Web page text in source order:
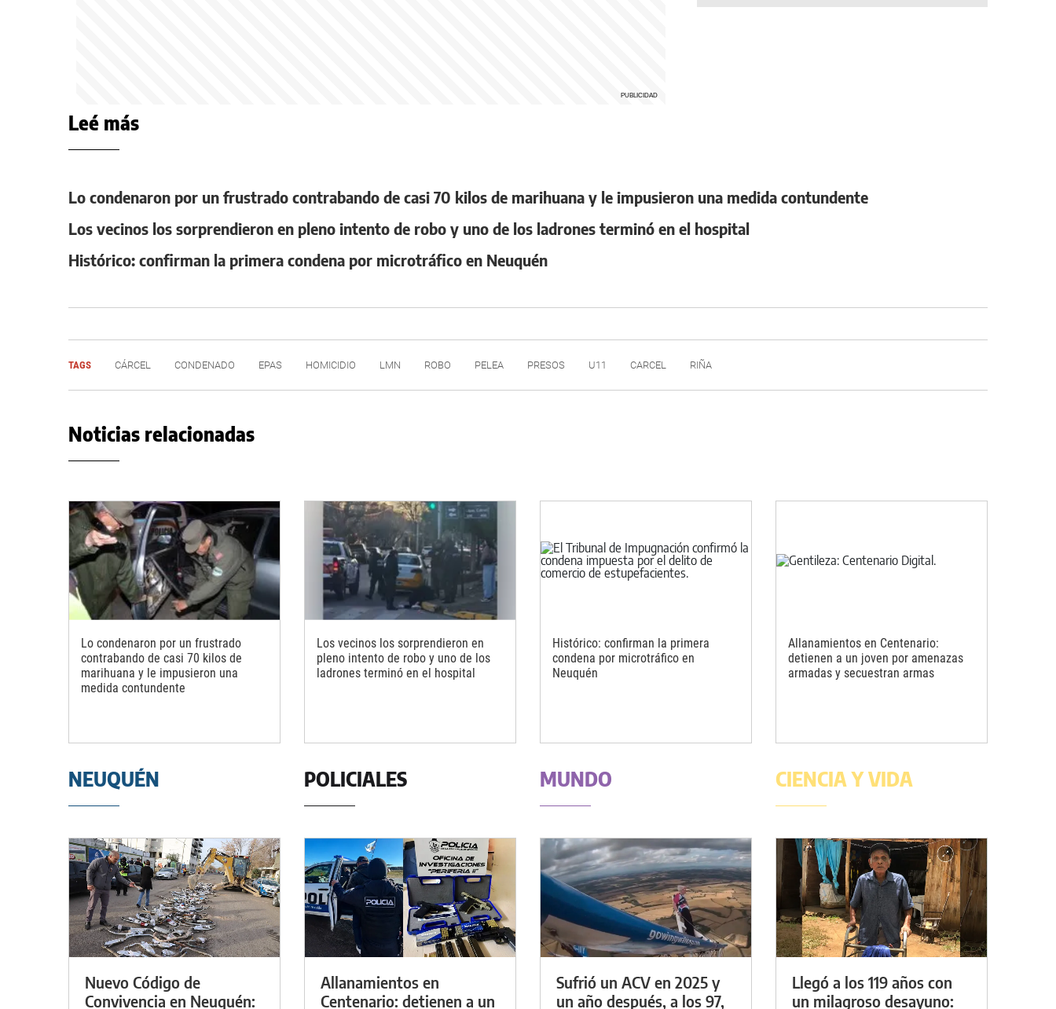
Leé más
Lo condenaron por un frustrado contrabando de casi 70 kilos de marihuana y le impusieron una medida contundente
Los vecinos los sorprendieron en pleno intento de robo y uno de los ladrones terminó en el hospital
Histórico: confirman la primera condena por microtráfico en Neuquén
TAGS CÁRCEL CONDENADO EPAS HOMICIDIO LMN ROBO PELEA PRESOS U11 CARCEL RIÑA
Noticias relacionadas
Lo condenaron por un frustrado
contrabando de casi 70 kilos de
marihuana y le impusieron una
medida contundente
Los vecinos los sorprendieron en
pleno intento de robo y uno de los
ladrones terminó en el hospital
Histórico: confirman la primera
condena por microtráfico en
Neuquén
Allanamientos en Centenario:
detienen a un joven por amenazas
armadas y secuestran armas
NEUQUÉN
Nuevo Código de
Convivencia en Neuquén:
POLICIALES
Allanamientos en
Centenario: detienen a un
MUNDO
Sufrió un ACV en 2025 y
un año después, a los 97,
CIENCIA Y VIDA
Llegó a los 119 años con
un milagroso desayuno: